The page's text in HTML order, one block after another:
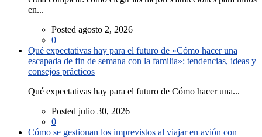
en...
Posted agosto 2, 2026
0
Qué expectativas hay para el futuro de «Cómo hacer una
escapada de fin de semana con la familia»: tendencias, ideas y
consejos prácticos
Qué expectativas hay para el futuro de Cómo hacer una...
Posted julio 30, 2026
0
Cómo se gestionan los imprevistos al viajar en avión con